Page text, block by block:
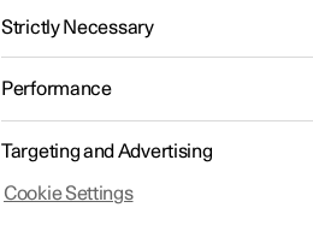
Strictly Necessary
Performance
Targeting and Advertising
Cookie Settings